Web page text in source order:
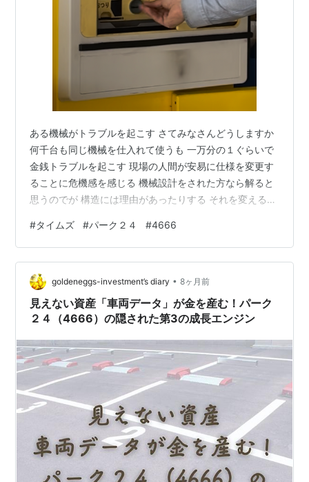
ある機械がトラブルを起こす さてみなさんどうしますか
何千台も同じ機械を仕入れて使うも 一万分の１ぐらいで
金銭トラブルを起こす 現場の人間が安易に仕様を変更す
ることに危機感を感じる 機械設計をされた方なら解ると
思うのでが 構造には理由があったりする それを変えるこ
〇な人・・・・・ 平凡な感覚があれば製造メーカーと話
し合う 信じられないことが上場企業でも起こる タイムズ
#タイムズ #パーク２４ #4666
goldeneggs-investment’s diary • 8ヶ月前
見えない資産「車両データ」が金を産む！パーク
２４（4666）の隠された第3の成長エンジン